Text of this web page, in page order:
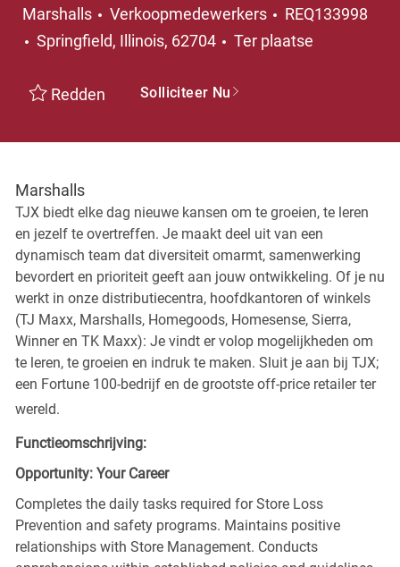
Marshalls Categorie
Verkoopmedewerkers
REQ133998
Plaats
Springfield, Illinois, 62704 Ter plaatse
Redden Solliciteer Nu
Marshalls
TJX biedt elke dag nieuwe kansen om te groeien, te leren
en jezelf te overtreffen. Je maakt deel uit van een
dynamisch team dat diversiteit omarmt, samenwerking
bevordert en prioriteit geeft aan jouw ontwikkeling. Of je nu
werkt in onze distributiecentra, hoofdkantoren of winkels
(TJ Maxx, Marshalls, Homegoods, Homesense, Sierra,
Winner en TK Maxx): Je vindt er volop mogelijkheden om
te leren, te groeien en indruk te maken. Sluit je aan bij TJX;
een Fortune 100-bedrijf en de grootste off-price retailer ter
wereld.
Functieomschrijving:
Opportunity: Your Career
Completes the daily tasks required for Store Loss
Prevention and safety programs. Maintains positive
relationships with Store Management. Conducts